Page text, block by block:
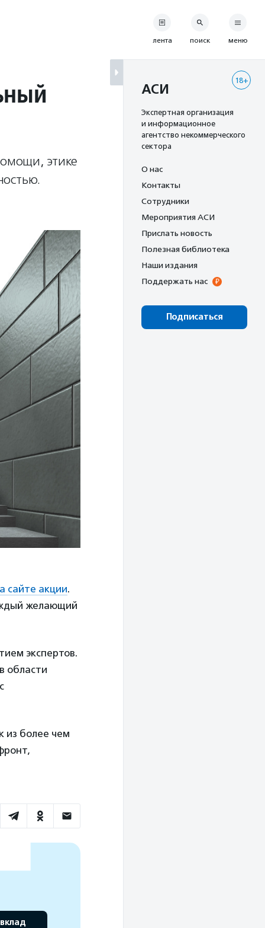
этике
сайте акции.
желающий
экспертов.
области
из более чем
лента поиск меню
18+
АСИ
Экспертная организация
и информационное
агентство некоммерческого
сектора
О нас
Контакты
Сотрудники
Мероприятия АСИ
Прислать новость
Полезная библиотека
Наши издания
Поддержать нас
Подписаться